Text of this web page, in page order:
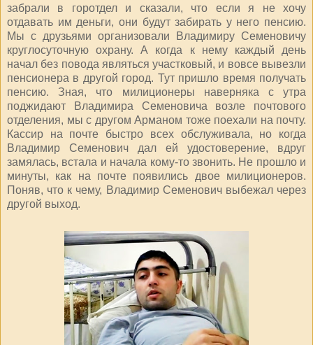
забрали в горотдел и сказали, что если я не хочу
отдавать им деньги, они будут забирать у него пенсию.
Мы с друзьями организовали Владимиру Семеновичу
круглосуточную охрану. А когда к нему каждый день
начал без повода являться участковый, и вовсе вывезли
пенсионера в другой город. Тут пришло время получать
пенсию. Зная, что милиционеры наверняка с утра
поджидают Владимира Семеновича возле почтового
отделения, мы с другом Арманом тоже поехали на почту.
Кассир на почте быстро всех обслуживала, но когда
Владимир Семенович дал ей удостоверение, вдруг
замялась, встала и начала кому-то звонить. Не прошло и
минуты, как на почте появились двое милиционеров.
Поняв, что к чему, Владимир Семенович выбежал через
другой выход.